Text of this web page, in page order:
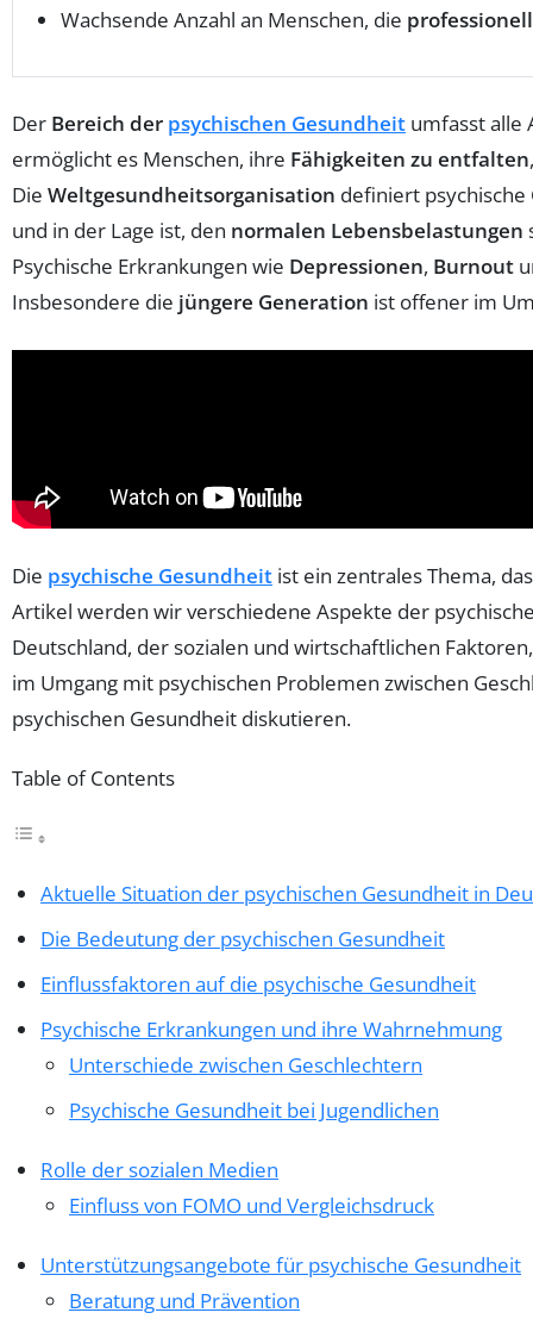
Wachsende Anzahl an Menschen, die
Der Bereich der psychischen Gesundheit umfasst alle
ermöglicht es Menschen, ihre Fähigkeiten zu entfalten
Die Weltgesundheitsorganisation definiert
und in der Lage ist, den normalen Lebensbelastungen
Psychische Erkrankungen wie Depressionen, Burnout
Insbesondere die jüngere Generation ist offener im
Die psychische Gesundheit ist ein zentrales Thema,
Artikel werden wir verschiedene Aspekte der
Deutschland, der sozialen und wirtschaftlichen
im Umgang mit psychischen Problemen zwischen
psychischen Gesundheit diskutieren.
Table of Contents
Aktuelle Situation der psychischen Gesundheit in
Die Bedeutung der psychischen Gesundheit
Einflussfaktoren auf die psychische Gesundheit
Psychische Erkrankungen und ihre Wahrnehmung
Unterschiede zwischen Geschlechtern
Psychische Gesundheit bei Jugendlichen
Rolle der sozialen Medien
Einfluss von FOMO und Vergleichsdruck
Unterstützungsangebote für psychische Gesundheit
Beratung und Prävention